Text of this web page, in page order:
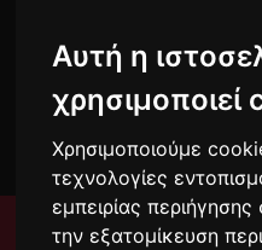
Αυτή η
χρησιμοποιεί
Χρησιμοποιούμε
τεχνολογίες
εμπειρίας
την εξατομίκευση
Μενού